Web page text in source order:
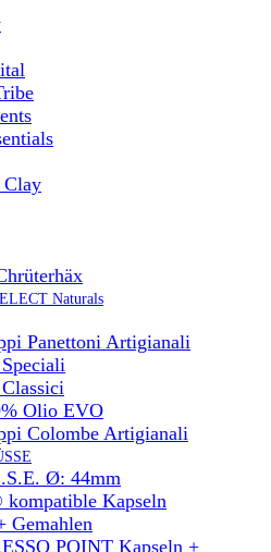
Clay
Naturals
Panettoni Artigianali
Olio EVO
Colombe Artigianali
Ø: 44mm
kompatible Kapseln
Gemahlen
POINT Kapseln +